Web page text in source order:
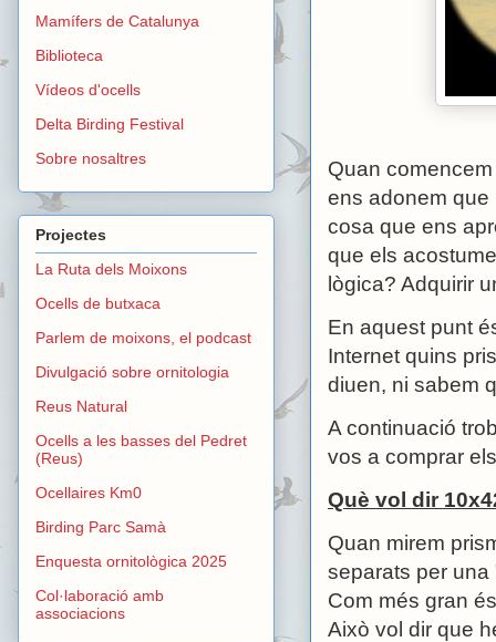
Quan
ens adonem que
cosa que ens
que els
lògica? Adquirir
En aquest punt
Internet quins
diuen, ni sabem
A continuació
vos a comprar
Què vol dir
Quan mirem
separats per una
Com més gran
Això vol dir que
Mamífers de Catalunya
Biblioteca
Vídeos d'ocells
Delta Birding Festival
Sobre nosaltres
Projectes
La Ruta dels Moixons
Ocells de butxaca
Parlem de moixons, el podcast
Divulgació sobre ornitologia
Reus Natural
Ocells a les basses del Pedret
(Reus)
Ocellaires Km0
Birding Parc Samà
Enquesta ornitològica 2025
Col·laboració amb
associacions